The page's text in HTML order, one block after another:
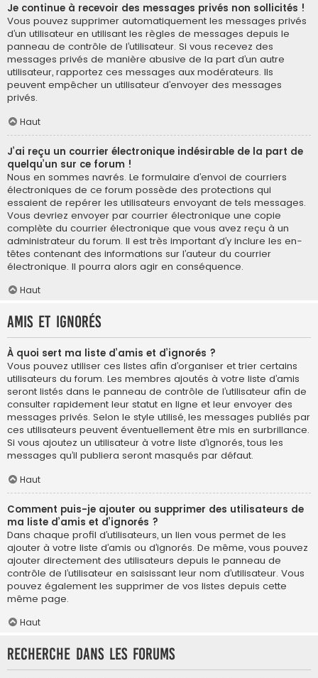
Je continue à recevoir des messages privés non sollicités !
Vous pouvez supprimer automatiquement les messages privés
d’un utilisateur en utilisant les règles de messages depuis le
panneau de contrôle de l’utilisateur. Si vous recevez des
messages privés de manière abusive de la part d’un autre
utilisateur, rapportez ces messages aux modérateurs. Ils
peuvent empêcher un utilisateur d’envoyer des messages
privés.
Haut
J’ai reçu un courrier électronique indésirable de la part de
quelqu’un sur ce forum !
Nous en sommes navrés. Le formulaire d’envoi de courriers
électroniques de ce forum possède des protections qui
essaient de repérer les utilisateurs envoyant de tels messages.
Vous devriez envoyer par courrier électronique une copie
complète du courrier électronique que vous avez reçu à un
administrateur du forum. Il est très important d’y inclure les en-
têtes contenant des informations sur l’auteur du courrier
électronique. Il pourra alors agir en conséquence.
Haut
Amis et ignorés
À quoi sert ma liste d’amis et d’ignorés ?
Vous pouvez utiliser ces listes afin d’organiser et trier certains
utilisateurs du forum. Les membres ajoutés à votre liste d’amis
seront listés dans le panneau de contrôle de l’utilisateur afin de
consulter rapidement leur statut en ligne et leur envoyer des
messages privés. Selon le style utilisé, les messages publiés par
ces utilisateurs peuvent éventuellement être mis en surbrillance.
Si vous ajoutez un utilisateur à votre liste d’ignorés, tous les
messages qu’il publiera seront masqués par défaut.
Haut
Comment puis-je ajouter ou supprimer des utilisateurs de
ma liste d’amis et d’ignorés ?
Dans chaque profil d’utilisateurs, un lien vous permet de les
ajouter à votre liste d’amis ou d’ignorés. De même, vous pouvez
ajouter directement des utilisateurs depuis le panneau de
contrôle de l’utilisateur en saisissant leur nom d’utilisateur. Vous
pouvez également les supprimer de vos listes depuis cette
même page.
Haut
Recherche dans les forums